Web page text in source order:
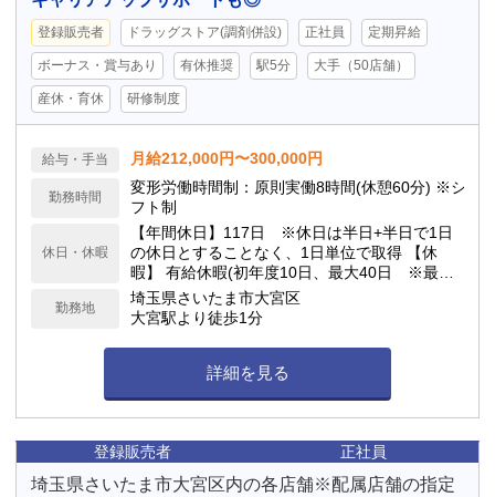
登録販売者 ドラッグストア(調剤併設) 正社員 定期昇給
ボーナス・賞与あり 有休推奨 駅5分 大手（50店舗）
産休・育休 研修制度
給与・手当 月給212,000円〜300,000円
勤務時間
変形労働時間制：原則実働8時間(休憩60分) ※シ
フト制
休日・休暇
【年間休日】117日 ※休日は半日+半日で1日
の休日とすることなく、1日単位で取得 【休
暇】 有給休暇(初年度10日、最大40日 ※最低5
日間の有給休暇取得を義務付） 連続休暇(最大7
日）、慶弔休暇、アニバーサリー(1日）、 産
前産後(産前6週産後8週)、育児(最大2年）、介
護休業 他
勤務地
埼玉県さいたま市大宮区
大宮駅より徒歩1分
詳細を見る
登録販売者 正社員
埼玉県さいたま市大宮区内の各店舗※配属店舗の指定